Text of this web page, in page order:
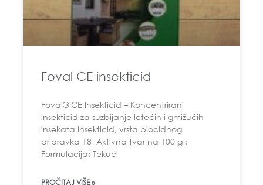
Foval CE insekticid
Foval® CE Insekticid – Koncentrirani
insekticid za suzbijanje letećih i gmižućih
insekata Insekticid, vrsta biocidnog
pripravka 18 Aktivna tvar na 100 g :
Formulacija: Tekući
PROČITAJ VIŠE »